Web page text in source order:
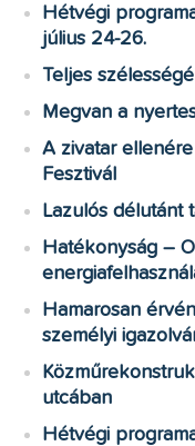
Hétvégi
július 24-26.
Teljes
Megvan a
A zivatar
Fesztivál
Lazulós délutánt
Hatékonyság –
Hamarosan
személyi
utcában
Hétvégi